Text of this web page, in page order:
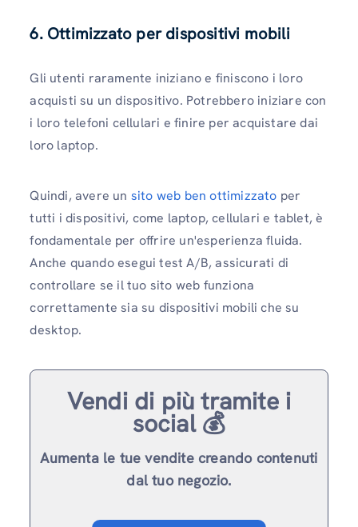
6. Ottimizzato per dispositivi mobili
Gli utenti raramente iniziano e finiscono i loro
acquisti su un dispositivo. Potrebbero iniziare con
i loro telefoni cellulari e finire per acquistare dai
loro laptop.
Quindi, avere un sito web ben ottimizzato per
tutti i dispositivi, come laptop, cellulari e tablet, è
fondamentale per offrire un'esperienza fluida.
Anche quando esegui test A/B, assicurati di
controllare se il tuo sito web funziona
correttamente sia su dispositivi mobili che su
desktop.
Vendi di più tramite i
social 💰
Aumenta le tue vendite creando contenuti
dal tuo negozio.